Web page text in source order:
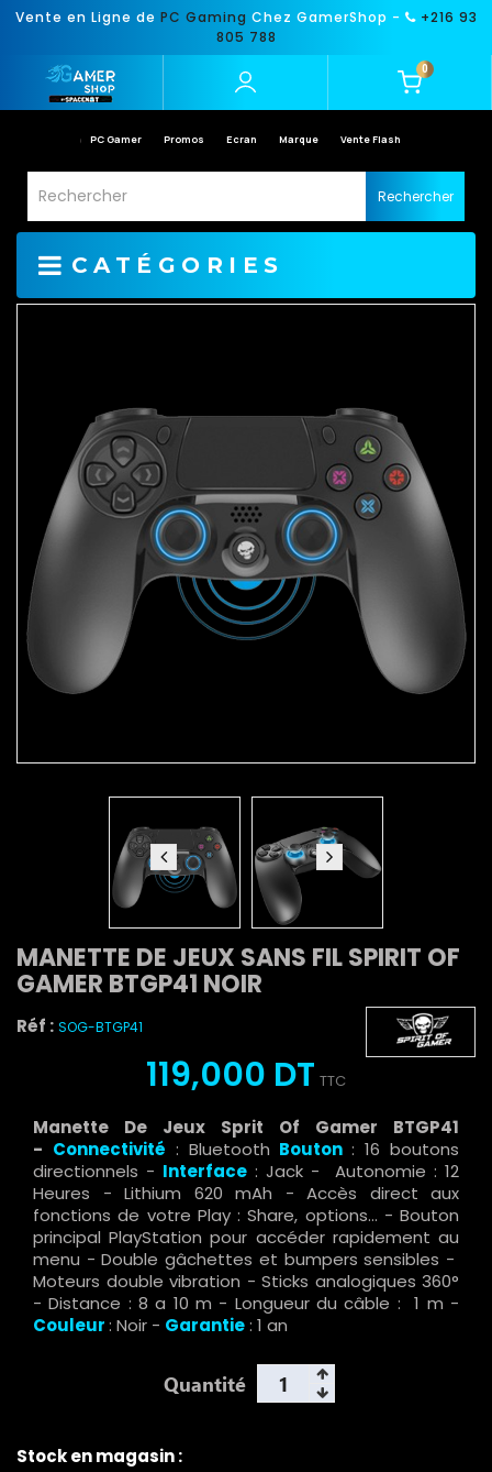
Vente en Ligne de PC Gaming Chez GamerShop -
+216 93
805 788
0
PC Gamer Promos Ecran Marque Vente Flash
Rechercher
CATÉGORIES
MANETTE DE JEUX SANS FIL SPIRIT OF
GAMER BTGP41 NOIR
Réf : SOG-BTGP41
119,000 DT TTC
Manette De Jeux Sprit Of Gamer BTGP41
- Connectivité : Bluetooth Bouton : 16 boutons
directionnels - Interface : Jack - Autonomie : 12
Heures - Lithium 620 mAh - Accès direct aux
fonctions de votre Play : Share, options... - Bouton
principal PlayStation pour accéder rapidement au
menu - Double gâchettes et bumpers sensibles -
Moteurs double vibration - Sticks analogiques 360°
- Distance : 8 a 10 m - Longueur du câble : 1 m -
Couleur: Noir - Garantie: 1 an
Quantité
Stock en magasin :